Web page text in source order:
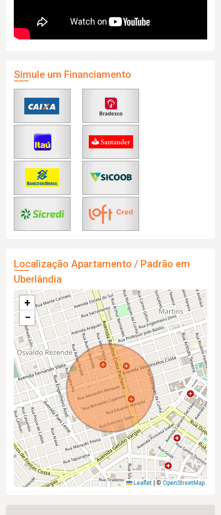
Simule um Financiamento
Localização Apartamento / Padrão em
Uberlândia
+
−
Leaflet |© OpenStreetMap